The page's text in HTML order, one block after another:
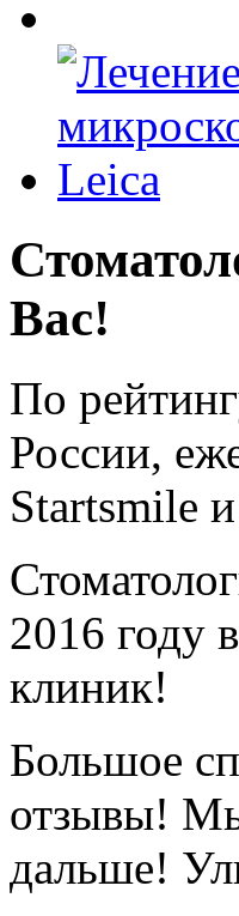
Вас!
По
России,
Startsmile и
2016 году
клиник!
Большое
отзывы!
дальше!